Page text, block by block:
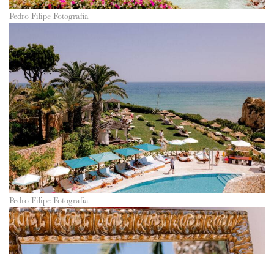
Pedro Filipe Fotografia
Pedro Filipe Fotografia